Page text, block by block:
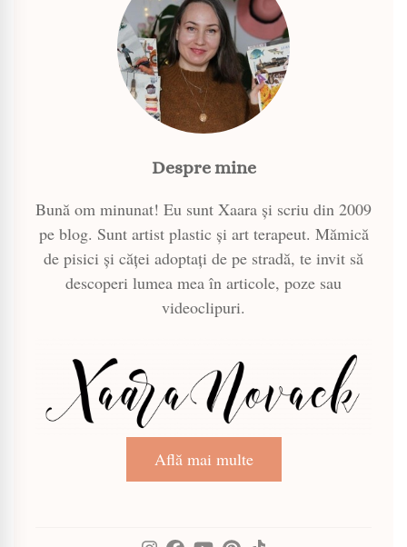
Despre mine
Bună om minunat! Eu sunt Xaara și scriu din 2009
pe blog. Sunt artist plastic și art terapeut. Mămică
de pisici și căței adoptați de pe stradă, te invit să
descoperi lumea mea în articole, poze sau
videoclipuri.
Află mai multe